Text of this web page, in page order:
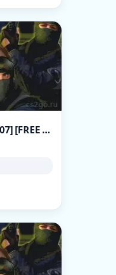
[ZM] Зомби Мясорубка [ОБНОВА 26.07] [FREE VIP]